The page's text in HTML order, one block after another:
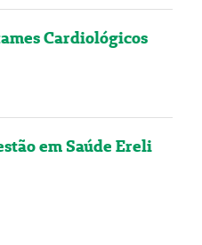
Cardiológicos
em Saúde Ereli